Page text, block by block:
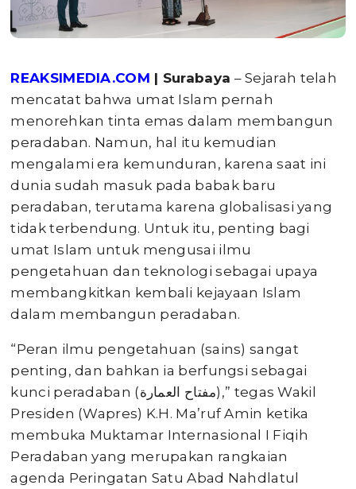
REAKSIMEDIA.COM | Surabaya – Sejarah telah
mencatat bahwa umat Islam pernah
menorehkan tinta emas dalam membangun
peradaban. Namun, hal itu kemudian
mengalami era kemunduran, karena saat ini
dunia sudah masuk pada babak baru
peradaban, terutama karena globalisasi yang
tidak terbendung. Untuk itu, penting bagi
umat Islam untuk mengusai ilmu
pengetahuan dan teknologi sebagai upaya
membangkitkan kembali kejayaan Islam
dalam membangun peradaban.
“Peran ilmu pengetahuan (sains) sangat
penting, dan bahkan ia berfungsi sebagai
kunci peradaban (مفتاح العمارة),” tegas Wakil
Presiden (Wapres) K.H. Ma’ruf Amin ketika
membuka Muktamar Internasional I Fiqih
Peradaban yang merupakan rangkaian
agenda Peringatan Satu Abad Nahdlatul